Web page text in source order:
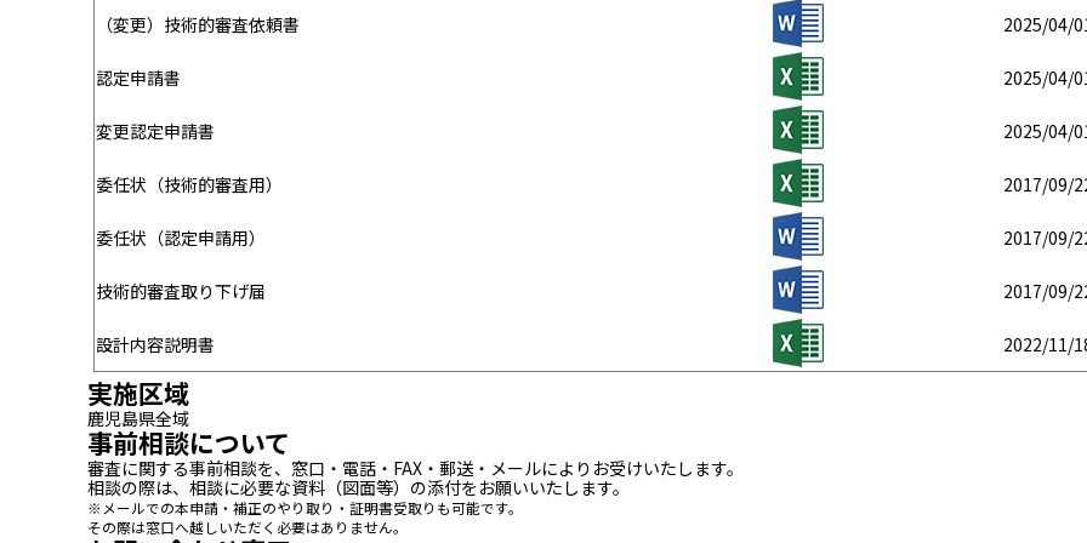
（変更）技術的審査依頼書 2025/04/
認定申請書 2025/04/
変更認定申請書 2025/04/
委任状（技術的審査用） 2017/09/
委任状（認定申請用） 2017/09/
技術的審査取り下げ届 2017/09/
設計内容説明書 2022/11/
実施区域
鹿児島県全域
事前相談について
審査に関する事前相談を、窓口・電話・FAX・郵送・メールによりお受けいたします。
相談の際は、相談に必要な資料（図面等）の添付をお願いいたします。
※メールでの本申請・補正のやり取り・証明書受取りも可能です。
その際は窓口へ越しいただく必要はありません。